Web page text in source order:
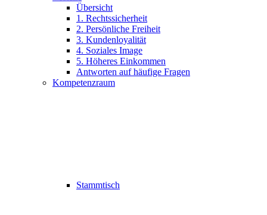
Übersicht
1. Rechtssicherheit
2. Persönliche Freiheit
3. Kundenloyalität
4. Soziales Image
5. Höheres Einkommen
Antworten auf häufige Fragen
Kompetenzraum
Stammtisch